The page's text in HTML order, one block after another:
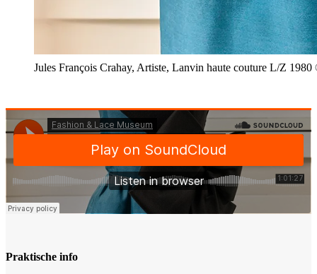
Jules François Crahay, Artiste, Lanvin haute couture L/Z
Praktische info